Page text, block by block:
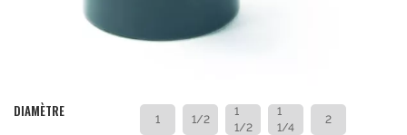
DIAMÈTRE 1 1/2
1
1/2
1
1/4
2